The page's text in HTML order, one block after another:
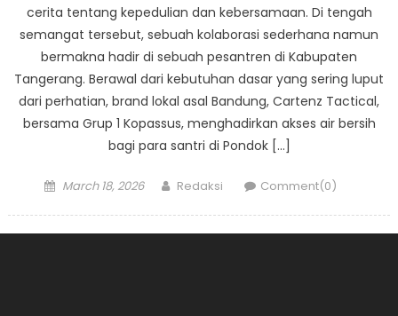
cerita tentang kepedulian dan kebersamaan. Di tengah
semangat tersebut, sebuah kolaborasi sederhana namun
bermakna hadir di sebuah pesantren di Kabupaten
Tangerang. Berawal dari kebutuhan dasar yang sering luput
dari perhatian, brand lokal asal Bandung, Cartenz Tactical,
bersama Grup 1 Kopassus, menghadirkan akses air bersih
bagi para santri di Pondok […]
Posted
March 18, 2026 Author
Redaksi Comment(0)